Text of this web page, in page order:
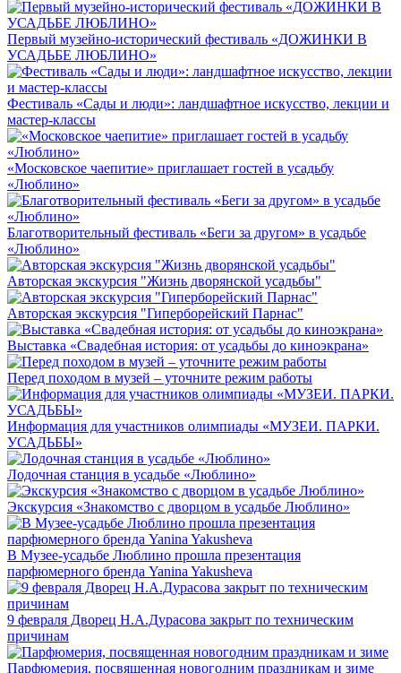
Первый музейно-исторический фестиваль «ДОЖИНКИ В
УСАДЬБЕ ЛЮБЛИНО»
Фестиваль «Сады и люди»: ландшафтное искусство, лекции и
мастер-классы
«Московское чаепитие» приглашает гостей в усадьбу
«Люблино»
Благотворительный фестиваль «Беги за другом» в усадьбе
«Люблино»
Авторская экскурсия "Жизнь дворянской усадьбы"
Авторская экскурсия "Гиперборейский Парнас"
Выставка «Свадебная история: от усадьбы до киноэкрана»
Перед походом в музей – уточните режим работы
Информация для участников олимпиады «МУЗЕИ. ПАРКИ.
УСАДЬБЫ»
Лодочная станция в усадьбе «Люблино»
Экскурсия «Знакомство с дворцом в усадьбе Люблино»
В Музее-усадьбе Люблино прошла презентация
парфюмерного бренда Yanina Yakusheva
9 февраля Дворец Н.А.Дурасова закрыт по техническим
причинам
Парфюмерия, посвященная новогодним праздникам и зиме